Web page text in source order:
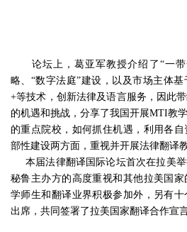
论坛上，葛亚军教授介绍了“一带
略、“数字法庭”建设，以及市场主体
+等技术，创新法律及语言服务，因此
的机遇和挑战，分享了我国开展MTI教
的重点院校，如何抓住机遇，利用各
部性建设两方面，重视并开展法律翻译
本届法律翻译国际论坛首次在拉美举
秘鲁主办方的高度重视和其他拉美国
学师生和翻译业界积极参加外，另有
出席，共同签署了拉美国家翻译合作宣言